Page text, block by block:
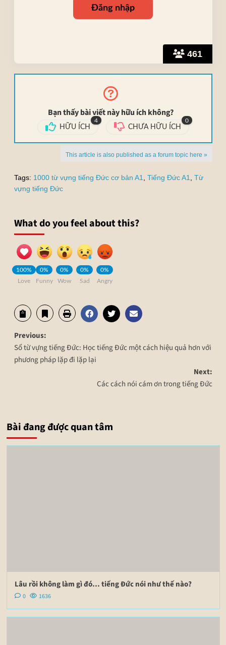
461
Bạn thấy bài viết này hữu ích không?
HỮU ÍCH
4
CHƯA HỮU ÍCH
0
This article is also published as a forum topic here »
Tags: 1000 từ vựng tiếng Đức cơ bản A1 Tiếng Đức A1
Từ
vựng tiếng Đức
What do you feel about this?
100%
Love
0%
Funny
0%
Wow
0%
Sad
0%
Angry
Previous:
Sổ từ vựng tiếng Đức: Học tiếng Đức một cách hiệu quả hơn với
phương pháp lặp đi lặp lại
Next:
Các cách nói cám ơn trong tiếng Đức
Bài đang được quan tâm
Lâu rồi không làm gì đó… tiếng Đức nói như thế nào?
0 1636